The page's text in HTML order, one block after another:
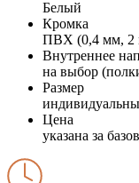
Белый
Кромка
ПВХ (0,4 мм, 2
Внутреннее
на выбор
Размер
Цена
указана за